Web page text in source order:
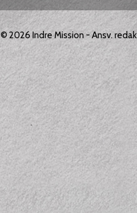
© 2026Indre Mission- Ansv.